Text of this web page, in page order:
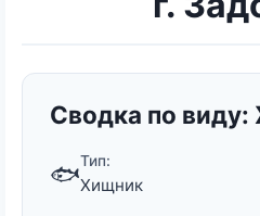
Сводка по
🐟Тип:
Хищник